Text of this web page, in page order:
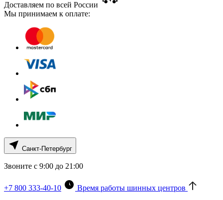
Доставляем по всей России
Мы принимаем к оплате:
Санкт-Петербург
Звоните с 9:00 до 21:00
+7 800 333-40-10
Время работы шинных центров